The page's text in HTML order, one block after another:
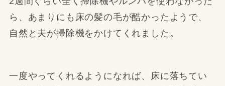
ら、あまりにも床の髪の毛が酷かったようで、
自然と夫が掃除機をかけてくれました。
一度やってくれるようになれば、床に落ちてい